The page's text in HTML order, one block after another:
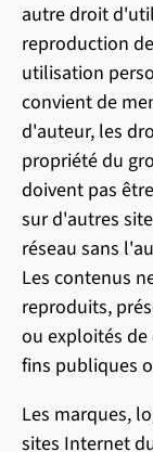
autre droit
reproduction
utilisation
convient de
d'auteur, les
propriété du
doivent pas
sur d'autres
réseau sans
Les contenus
reproduits,
ou exploités de
fins publiques
Les marques,
sites Internet